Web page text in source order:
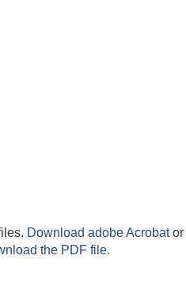
Download adobe Acrobator
the PDF file.